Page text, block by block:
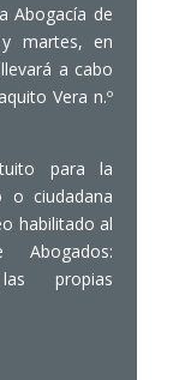
Abogacía de
martes, en
a cabo
Vera n.º
para la
o ciudadana
habilitado al
propias